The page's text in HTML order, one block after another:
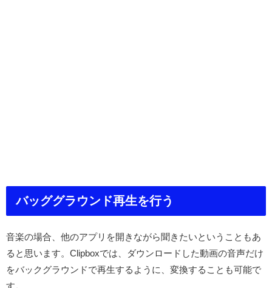
バッググラウンド再生を行う
音楽の場合、他のアプリを開きながら聞きたいということもあ
ると思います。Clipboxでは、ダウンロードした動画の音声だけ
をバックグラウンドで再生するように、変換することも可能で
す。